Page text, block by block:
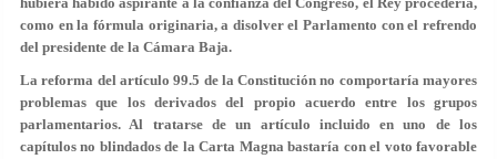
como en la fórmula originaria, a disolver el Parlamento con el refrendo
del presidente de la Cámara Baja.
La reforma del artículo 99.5 de la Constitución no comportaría mayores
problemas que los derivados del propio acuerdo entre los grupos
parlamentarios. Al tratarse de un artículo incluido en uno de los
capítulos no blindados de la Carta Magna bastaría con el voto favorable